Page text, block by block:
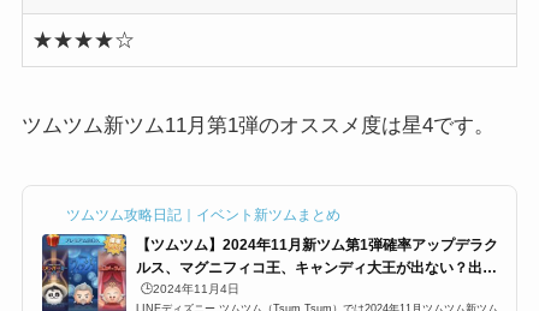
★★★★☆
ツムツム新ツム11月第1弾のオススメ度は星4です。
ツムツム攻略日記｜イベント新ツムまとめ
【ツムツム】2024年11月新ツム第1弾確率アップデラク
ルス、マグニフィコ王、キャンディ大王が出ない？出す
方法は
🕒️2024年11月4日